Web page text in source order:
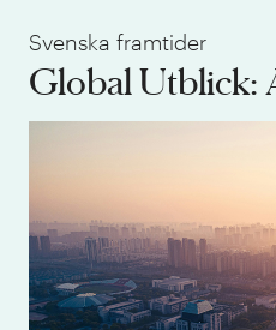
Svenska framtider
Global Utblick: